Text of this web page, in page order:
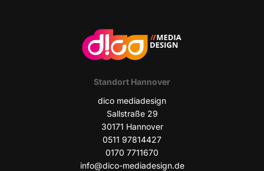
Stand­ort Hannover
dico media­de­sign
Sall­stra­ße 29
30171 Han­no­ver
0511 97814427
0170 7711670
info@dico-mediadesign.de